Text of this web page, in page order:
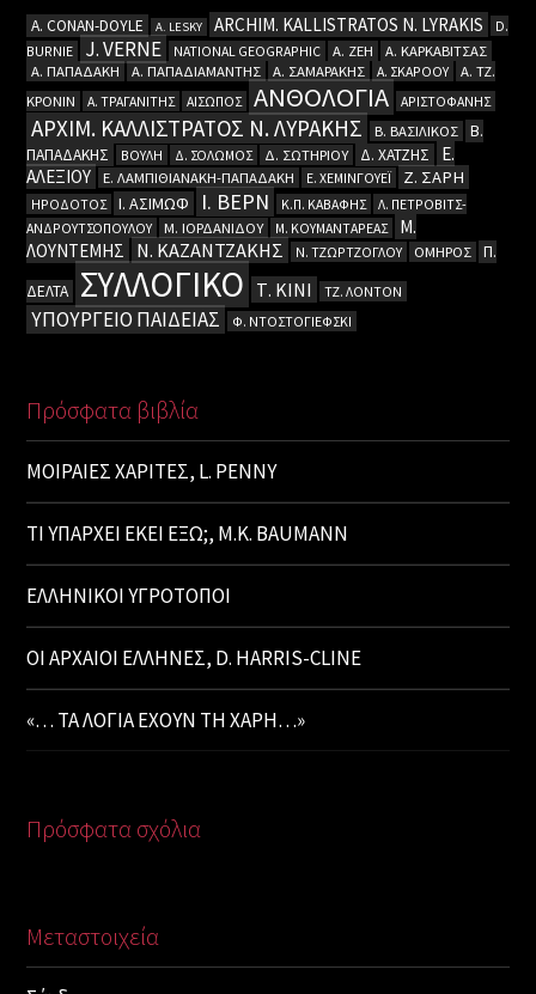
A. CΟΝΑΝ-DOYLE A. LESKY ARCHIM. KALLISTRATOS N. LYRAKIS
D.
BURNIE
J. VERNE NATIONAL GEOGRAPHIC Α. ΖΕΗ
Α. ΚΑΡΚΑΒΙΤΣΑΣ
Α. ΠΑΠΑΔΑΚΗ
Α. ΠΑΠΑΔΙΑΜΑΝΤΗΣ Α. ΣΑΜΑΡΑΚΗΣ Α. ΣΚΑΡΟΟΥ
Α. ΤΖ.
ΚΡΟΝΙΝ
Α. ΤΡΑΓΑΝΙΤΗΣ ΑΙΣΩΠΟΣ ΑΝΘΟΛΟΓΙΑ ΑΡΙΣΤΟΦΑΝΗΣ
ΑΡΧΙΜ. ΚΑΛΛΙΣΤΡΑΤΟΣ Ν. ΛΥΡΑΚΗΣ Β. ΒΑΣΙΛΙΚΟΣ
Β.
ΠΑΠΑΔΑΚΗΣ
ΒΟΥΛΗ Δ. ΣΟΛΩΜΟΣ Δ. ΣΩΤΗΡΙΟΥ Δ. ΧΑΤΖΗΣ
Ε.
ΑΛΕΞΙΟΥ
Ε. ΛΑΜΠΙΘΙΑΝΑΚΗ-ΠΑΠΑΔΑΚΗ Ε. ΧΕΜΙΝΓΟΥΕΪ Ζ. ΣΑΡΗ
ΗΡΟΔΟΤΟΣ Ι. ΑΣΙΜΩΦ Ι. ΒΕΡΝ Κ.Π. ΚΑΒΑΦΗΣ
Λ. ΠΕΤΡΟΒΙΤΣ-
ΑΝΔΡΟΥΤΣΟΠΟΥΛΟΥ
Μ. ΙΟΡΔΑΝΙΔΟΥ Μ. ΚΟΥΜΑΝΤΑΡΕΑΣ
Μ.
ΛΟΥΝΤΕΜΗΣ
Ν. ΚΑΖΑΝΤΖΑΚΗΣ Ν. ΤΖΩΡΤΖΟΓΛΟΥ ΟΜΗΡΟΣ
Π.
ΔΕΛΤΑ
ΣΥΛΛΟΓΙΚΟ Τ. ΚΙΝΙ ΤΖ. ΛΟΝΤΟΝ
ΥΠΟΥΡΓΕΙΟ ΠΑΙΔΕΙΑΣ Φ. ΝΤΟΣΤΟΓΙΕΦΣΚΙ
Πρόσφατα βιβλία
ΜΟΙΡΑΙΕΣ ΧΑΡΙΤΕΣ, L. PENNY
ΤΙ ΥΠΑΡΧΕΙ ΕΚΕΙ ΕΞΩ;, M.K. BAUMANN
ΕΛΛΗΝΙΚΟΙ ΥΓΡΟΤΟΠΟΙ
ΟΙ ΑΡΧΑΙΟΙ ΕΛΛΗΝΕΣ, D. HARRIS-CLINE
«… ΤΑ ΛΟΓΙΑ ΕΧΟΥΝ ΤΗ ΧΑΡΗ…»
Πρόσφατα σχόλια
Μεταστοιχεία